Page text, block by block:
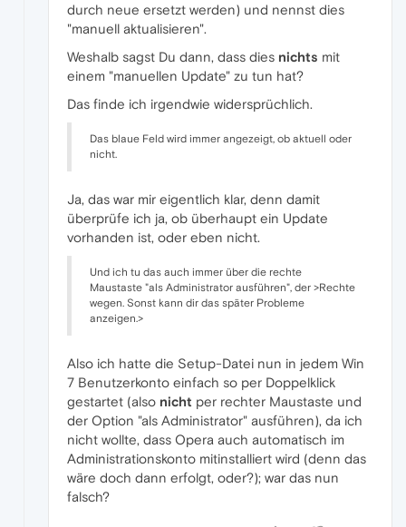
durch neue ersetzt werden) und nennst dies
"manuell aktualisieren".
Weshalb sagst Du dann, dass dies nichts mit
einem "manuellen Update" zu tun hat?
Das finde ich irgendwie widersprüchlich.
Das blaue Feld wird immer angezeigt, ob aktuell oder
nicht.
Ja, das war mir eigentlich klar, denn damit
überprüfe ich ja, ob überhaupt ein Update
vorhanden ist, oder eben nicht.
Und ich tu das auch immer über die rechte
Maustaste "als Administrator ausführen", der >Rechte
wegen. Sonst kann dir das später Probleme
anzeigen.>
Also ich hatte die Setup-Datei nun in jedem Win
7 Benutzerkonto einfach so per Doppelklick
gestartet (also nicht per rechter Maustaste und
der Option "als Administrator" ausführen), da ich
nicht wollte, dass Opera auch automatisch im
Administrationskonto mitinstalliert wird (denn das
wäre doch dann erfolgt, oder?); war das nun
falsch?